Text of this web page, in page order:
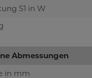
S1 in W
Abmessungen
in mm